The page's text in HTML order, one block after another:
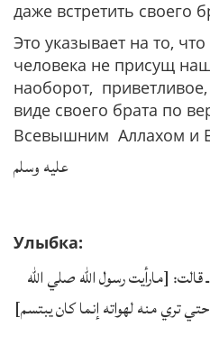
даже встретить своего
Это указывает на то,
человека не присущ
наоборот,
виде своего брата по
Всевышним Аллахом и
عليه وسلم
Улыбка:
[مارأيت رسول الله صلي الله
تري منه لهواته إنما كان يبتسم]